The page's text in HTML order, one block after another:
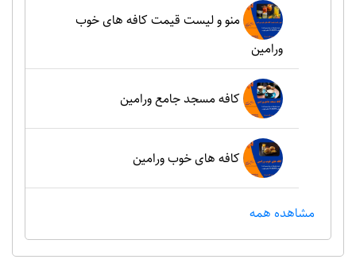
منو و لیست قیمت کافه های خوب
ورامین
کافه مسجد جامع ورامین
کافه های خوب ورامین
مشاهده همه